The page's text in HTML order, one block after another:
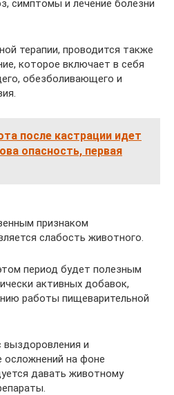
симптомы и лечение болезни
терапии, проводится также
которое включает в себя
обезболивающего и
после кастрации идет
опасность, первая
признаком
слабость животного.
период будет полезным
активных добавок,
работы пищеварительной
и
осложнений на фоне
давать животному